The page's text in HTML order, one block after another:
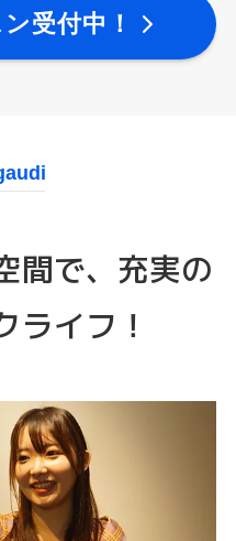
受付中！
間で、充実の
ライフ！